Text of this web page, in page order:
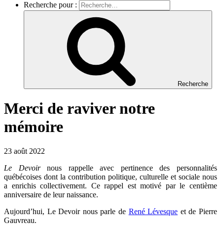
Recherche pour :
Recherche
Merci de raviver notre
mémoire
23 août 2022
Le Devoirnous rappelle avec pertinence des personnalités
québécoises dont la contribution politique, culturelle et sociale nous
a enrichis collectivement. Ce rappel est motivé par le centième
anniversaire de leur naissance.
Aujourd’hui, Le Devoir nous parle de René Lévesque et de Pierre
Gauvreau.